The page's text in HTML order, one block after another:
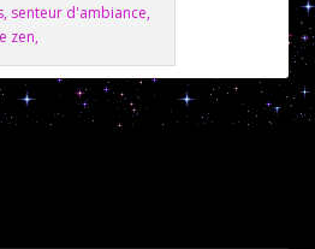
senteur d'ambiance,
zen,